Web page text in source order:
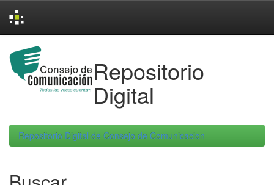
navigation
Repositorio
Digital
Repositorio Digital de Consejo de Comunicacion